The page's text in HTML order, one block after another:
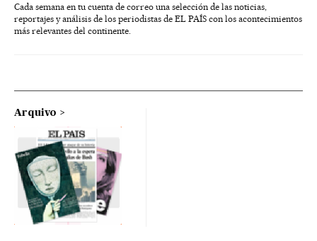
Cada semana en tu cuenta de correo una selección de las noticias,
reportajes y análisis de los periodistas de EL PAÍS con los acontecimientos
más relevantes del continente.
Arquivo